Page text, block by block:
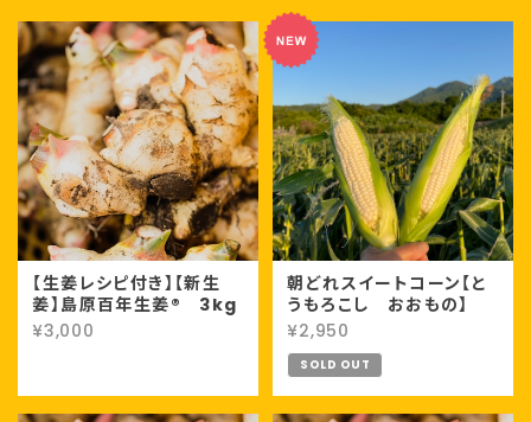
【生姜レシピ付き】【新生
姜】島原百年生姜® 3kg
¥3,000
朝どれスイートコーン【と
うもろこし おおもの】
¥2,950
SOLD OUT